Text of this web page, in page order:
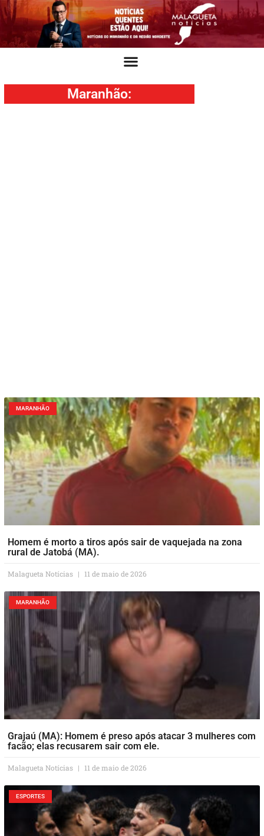
Maranhão:
MARANHÃO
Homem é morto a tiros após sair de vaquejada na zona
rural de Jatobá (MA).
Malagueta Notícias 11 de maio de 2026
MARANHÃO
Grajaú (MA): Homem é preso após atacar 3 mulheres com
facão; elas recusarem sair com ele.
Malagueta Notícias 11 de maio de 2026
ESPORTES